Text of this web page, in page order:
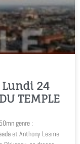
Lundi 24
TEMPLE
genre :
et Anthony Lesme